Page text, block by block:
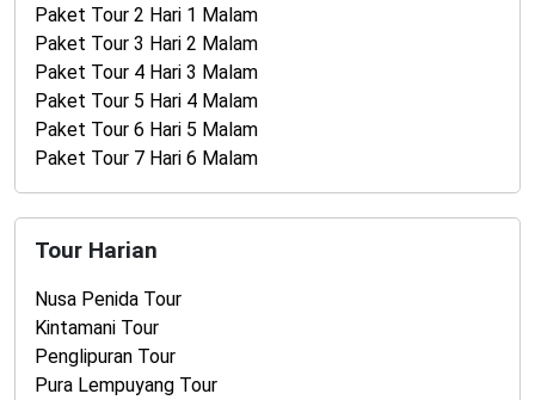
Paket Tour 2 Hari 1 Malam
Paket Tour 3 Hari 2 Malam
Paket Tour 4 Hari 3 Malam
Paket Tour 5 Hari 4 Malam
Paket Tour 6 Hari 5 Malam
Paket Tour 7 Hari 6 Malam
Tour Harian
Nusa Penida Tour
Kintamani Tour
Penglipuran Tour
Pura Lempuyang Tour